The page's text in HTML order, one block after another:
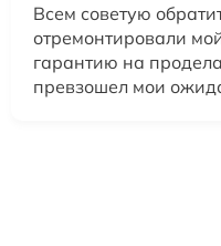
Всем советую
отремонтировали
гарантию на
превзошел мои